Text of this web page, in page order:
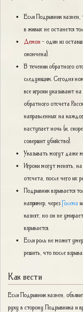
Если Подрывник казнен,
в живых не останется
Демон - один из
окончена).
В течении обратного
следующим. Сегодня
все игроки указывают
обратного отсчета
направленных на
наступает ночь (и,
совершит убийство).
Указывать могут даже
Игроки могут менять,
отсчета, после чего их
Подрывник взрывается
например, черезГолема
казнят, но он не
взрывается.
Если роль не может
решить, что после
Как вести
Если Подрывник казнен,
руку в сторону Подрывника и